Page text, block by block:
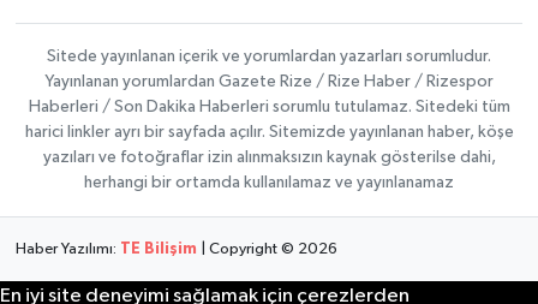
Sitede yayınlanan içerik ve yorumlardan yazarları sorumludur.
Yayınlanan yorumlardan Gazete Rize / Rize Haber / Rizespor
Haberleri / Son Dakika Haberleri sorumlu tutulamaz. Sitedeki tüm
harici linkler ayrı bir sayfada açılır. Sitemizde yayınlanan haber, köşe
yazıları ve fotoğraflar izin alınmaksızın kaynak gösterilse dahi,
herhangi bir ortamda kullanılamaz ve yayınlanamaz
Haber Yazılımı: TE Bilişim | Copyright © 2026
En iyi site deneyimi sağlamak için çerezlerden